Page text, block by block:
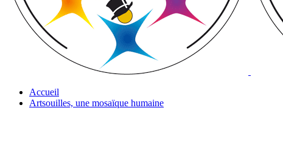
Accueil
Artsouilles, une mosaïque humaine